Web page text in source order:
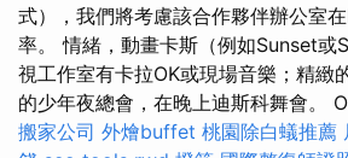
式），我們將考慮該合作夥伴辦公室
率。 情緒，動畫卡斯（例如Sunset
視工作室有卡拉OK或現場音樂；精緻
的少年夜總會，在晚上迪斯科舞會。
搬家公司 外燴buffet 桃園除白蟻推薦